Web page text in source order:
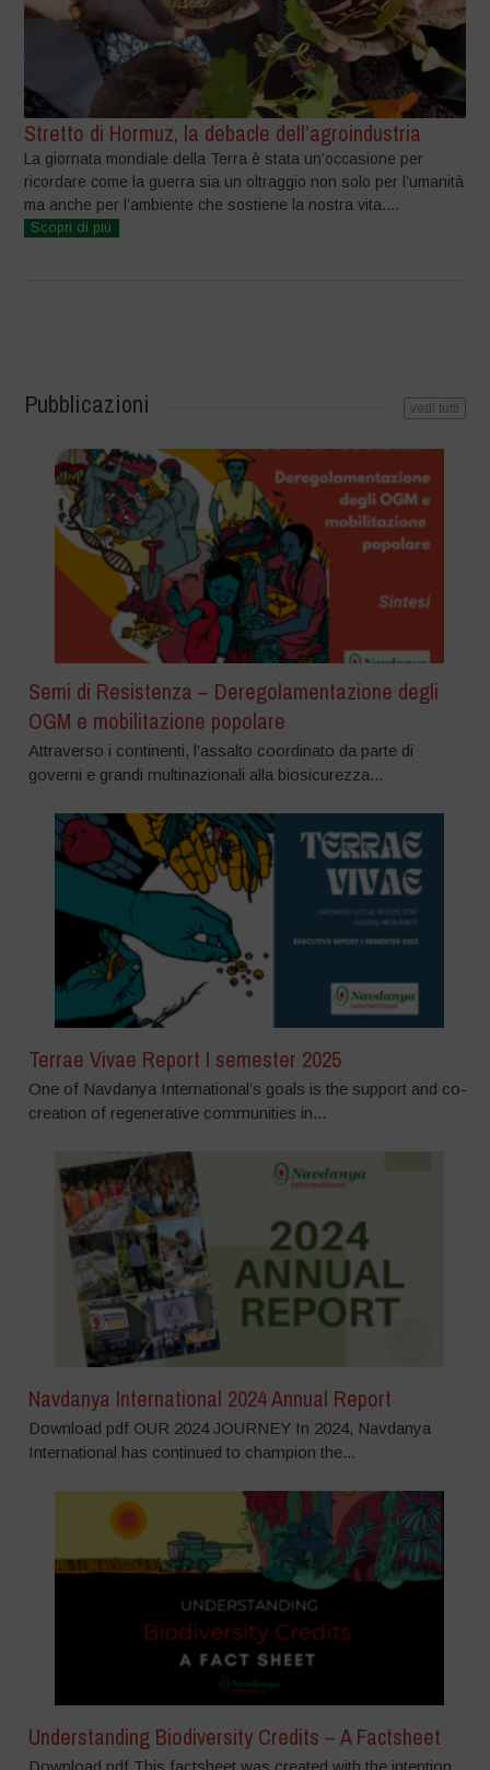
Stretto di Hormuz, la debacle dell’agroindustria
La giornata mondiale della Terra è stata un’occasione per
ricordare come la guerra sia un oltraggio non solo per l’umanità
ma anche per l’ambiente che sostiene la nostra vita....
Scopri di più
Pubblicazioni vedi tutti
Semi di Resistenza – Deregolamentazione degli
OGM e mobilitazione popolare
Attraverso i continenti, l’assalto coordinato da parte di
governi e grandi multinazionali alla biosicurezza...
Terrae Vivae Report I semester 2025
One of Navdanya International’s goals is the support and co-
creation of regenerative communities in...
Navdanya International 2024 Annual Report
Download pdf OUR 2024 JOURNEY In 2024, Navdanya
International has continued to champion the...
Understanding Biodiversity Credits – A Factsheet
Download pdf This factsheet was created with the intention